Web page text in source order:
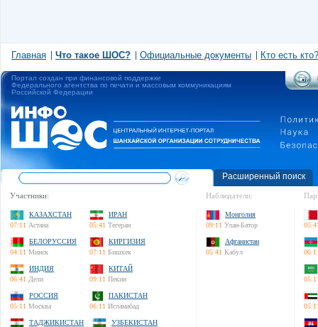
Главная Что такое ШОС? Официальные документы Кто есть кто?
Портал создан при финансовой поддержке
Федерального агентства по печати и массовым коммуникациям
Российской Федерации
Расширенный поиск
Участники:
КАЗАХСТАН
07:11 Астана
ИРАН
05:41 Тегеран
БЕЛОРУССИЯ
04:11 Минск
КИРГИЗИЯ
07:11 Бишкек
ИНДИЯ
06:41 Дели
КИТАЙ
09:11 Пекин
РОССИЯ
05:11 Москва
ПАКИСТАН
06:11 Исламабад
ТАДЖИКИСТАН
УЗБЕКИСТАН
Наблюдатели:
Монголия
09:11 Улан-Батор
Афганистан
05:41 Кабул